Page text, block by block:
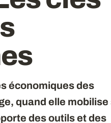
économiques des
quand elle mobilise
des outils et des